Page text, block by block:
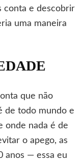
conta e descobrir
uma maneira
que não
de todo mundo e
onde nada é de
o apego, as
anos — essa eu